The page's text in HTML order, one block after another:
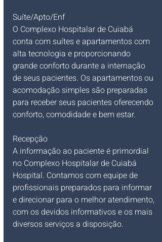
Suíte/Apto/Enf
O Complexo Hospitalar de Cuiabá
conta com suítes e apartamentos com
alta tecnologia e proporcionando
grande conforto durante a internação
de seus pacientes. Os apartamentos ou
acomodação simples são preparadas
para receber seus pacientes oferecendo
conforto, comodidade e bem estar.
Recepção
A informação ao paciente é primordial
no Complexo Hospitalar de Cuiabá
Hospital. Contamos com equipe de
profissionais preparados para informar
e direcionar para o melhor atendimento,
com os devidos informativos e os mais
diversos serviços a disposição.